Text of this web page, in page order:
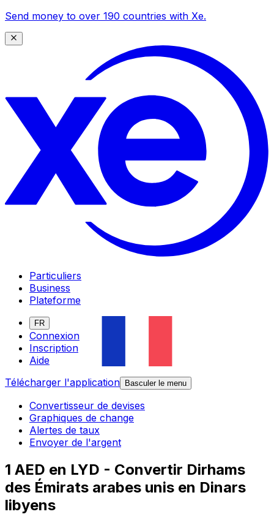
Send money to over 190 countries with Xe.
Particuliers
Business
Plateforme
FR
Connexion
Inscription
Aide
Télécharger l'application
Basculer le menu
Convertisseur de devises
Graphiques de change
Alertes de taux
Envoyer de l'argent
1 AED en LYD - Convertir Dirhams
des Émirats arabes unis en Dinars
libyens